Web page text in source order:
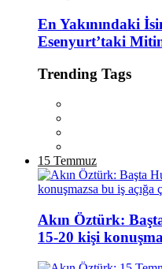
En Yakınındaki
Esenyurt’taki
Trending Tags
15 Temmuz
Akın Öztürk:
15-20 kişi